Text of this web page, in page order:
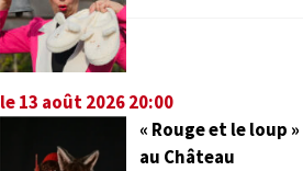
le 13 août 2026 20:00
« Rouge et le loup »
au Château